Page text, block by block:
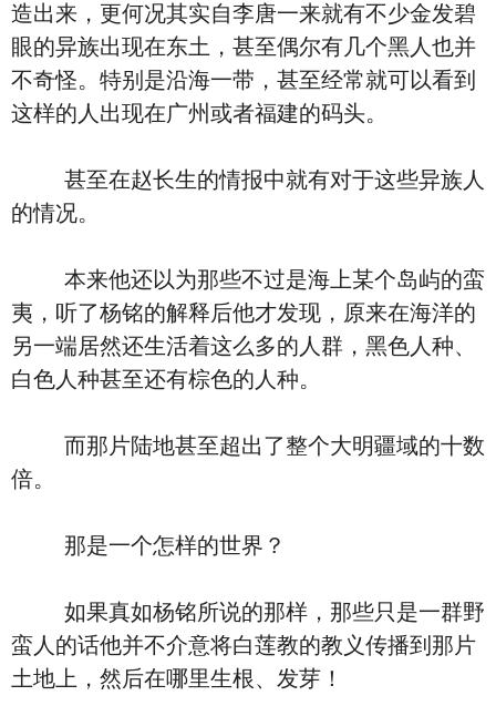
造出来，更何况其实自李唐一来就有不少金发碧
眼的异族出现在东土，甚至偶尔有几个黑人也并
不奇怪。特别是沿海一带，甚至经常就可以看到
这样的人出现在广州或者福建的码头。
甚至在赵长生的情报中就有对于这些异族人
的情况。
本来他还以为那些不过是海上某个岛屿的蛮
夷，听了杨铭的解释后他才发现，原来在海洋的
另一端居然还生活着这么多的人群，黑色人种、
白色人种甚至还有棕色的人种。
而那片陆地甚至超出了整个大明疆域的十数
倍。
那是一个怎样的世界？
如果真如杨铭所说的那样，那些只是一群野
蛮人的话他并不介意将白莲教的教义传播到那片
土地上，然后在哪里生根、发芽！